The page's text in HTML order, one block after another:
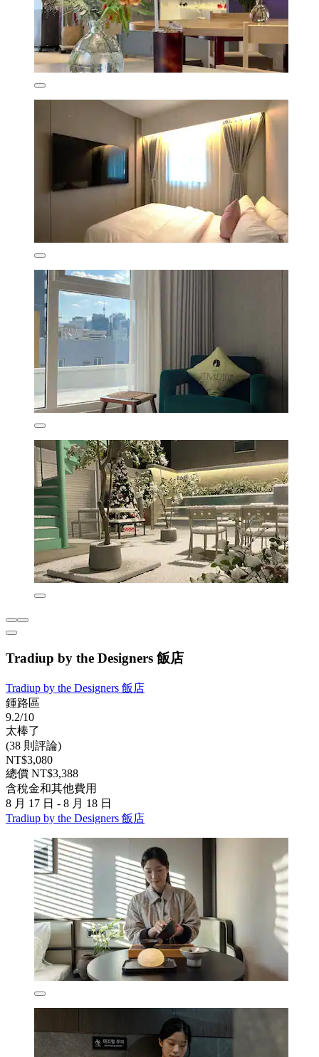
Tradiup by the Designers 飯店
Tradiup by the Designers 飯店
鍾路區
9.2/10
太棒了
(38 則評論)
NT$3,080
總價 NT$3,388
含稅金和其他費用
8 月 17 日 - 8 月 18 日
Tradiup by the Designers 飯店